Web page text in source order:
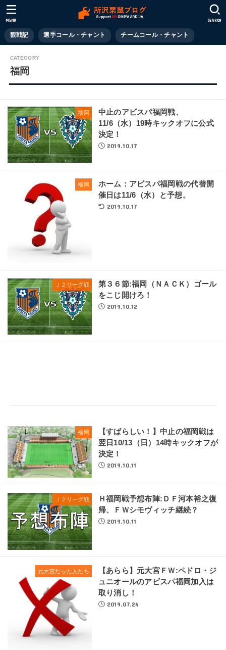
観戦記 選手コール・チャント チームコール・チャント
SEARCH
MENU
福岡
福岡
中止のアビスパ福岡戦、
11/6（水）19時キックオフに公式
決定！
2019.10.17
福岡
ホーム：アビスパ福岡戦の代替開
催日は11/6（水）と予想。
2019.10.17
Ｊ２リーグ戦
第３６節:福岡（ＮＡＣＫ）ゴール
をこじ開けろ！
2019.10.12
福岡
【すばらしい！】中止の福岡戦は
翌日10/13（日）14時キックオフが
決定！
2019.10.11
Ｊ２リーグ戦
Ｈ福岡戦予想布陣:ＤＦ河本裕之復
帰、ＦＷシモヴィッチ継続？
2019.10.11
元大宮だった人たち
【あらら】元大宮ＦＷ:ペドロ・ジ
ュニオールのアビスパ福岡加入は
取り消し！
2019.07.24